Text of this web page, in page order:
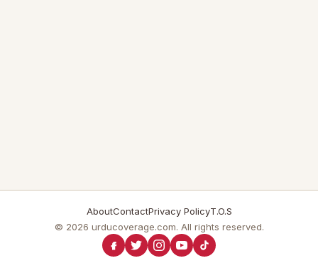
AboutContactPrivacy PolicyT.O.S
© 2026 urducoverage.com. All rights reserved.